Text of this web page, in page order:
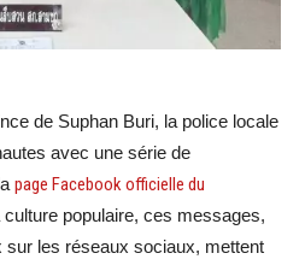
de Suphan Buri, la police locale
avec une série de
page Facebook officielle du
culture populaire, ces messages,
sur les réseaux sociaux, mettent